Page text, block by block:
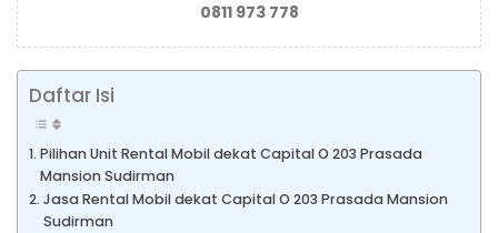
0811 973 778
Daftar Isi
Pilihan Unit Rental Mobil dekat Capital O 203 Prasada
Mansion Sudirman
Jasa Rental Mobil dekat Capital O 203 Prasada Mansion
Sudirman